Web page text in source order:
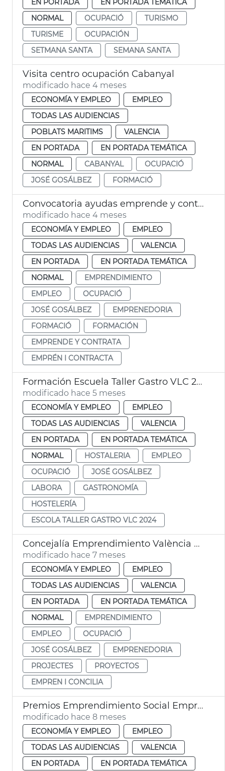
NORMAL
OCUPACIÓ
TURISMO
TURISME
OCUPACIÓN
SETMANA SANTA
SEMANA SANTA
Visita centro ocupación Cabanyal
modificado hace 4 meses
ECONOMÍA Y EMPLEO
EMPLEO
TODAS LAS AUDIENCIAS
POBLATS MARITIMS
VALENCIA
EN PORTADA
EN PORTADA TEMÁTICA
NORMAL
CABANYAL
OCUPACIÓ
JOSÉ GOSÁLBEZ
FORMACIÓ
Convocatoria ayudas emprende y contrata
modificado hace 4 meses
ECONOMÍA Y EMPLEO
EMPLEO
TODAS LAS AUDIENCIAS
VALENCIA
EN PORTADA
EN PORTADA TEMÁTICA
NORMAL
EMPRENDIMIENTO
EMPLEO
OCUPACIÓ
JOSÉ GOSÁLBEZ
EMPRENEDORIA
FORMACIÓ
FORMACIÓN
EMPRENDE Y CONTRATA
EMPRÉN I CONTRACTA
Formación Escuela Taller Gastro VLC 2024 València
modificado hace 5 meses
ECONOMÍA Y EMPLEO
EMPLEO
TODAS LAS AUDIENCIAS
VALENCIA
EN PORTADA
EN PORTADA TEMÁTICA
NORMAL
HOSTALERIA
EMPLEO
OCUPACIÓ
JOSÉ GOSÁLBEZ
LABORA
GASTRONOMÍA
HOSTELERÍA
ESCOLA TALLER GASTRO VLC 2024
Concejalía Emprendimiento València ayudas 757 nuevos proyectos
modificado hace 7 meses
ECONOMÍA Y EMPLEO
EMPLEO
TODAS LAS AUDIENCIAS
VALENCIA
EN PORTADA
EN PORTADA TEMÁTICA
NORMAL
EMPRENDIMIENTO
EMPLEO
OCUPACIÓ
JOSÉ GOSÁLBEZ
EMPRENEDORIA
PROJECTES
PROYECTOS
EMPREN I CONCILIA
Premios Emprendimiento Social Emprendedores Riada 2025
modificado hace 8 meses
ECONOMÍA Y EMPLEO
EMPLEO
TODAS LAS AUDIENCIAS
VALENCIA
EN PORTADA
EN PORTADA TEMÁTICA